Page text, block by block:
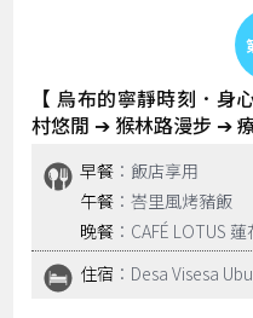
【 烏布的寧靜時刻．身
村悠閒 ➔ 猴林路漫步 ➔
早餐 ：飯店享用
午餐 ：峇里風烤豬飯
晚餐 ：CAFÉ LOTUS
住宿 ：Desa Visesa